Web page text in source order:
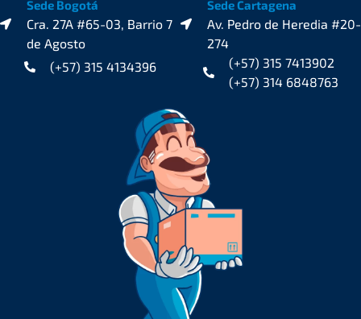
Sede Bogotá
Cra. 27A #65-03, Barrio 7
de Agosto
(+57) 315 4134396
Sede Cartagena
Av. Pedro de Heredia #20-
274
(+57) 315 7413902
(+57) 314 6848763